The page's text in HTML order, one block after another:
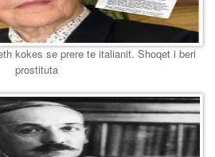
kokes se prere te italianit. Shoqet i beri
prostituta